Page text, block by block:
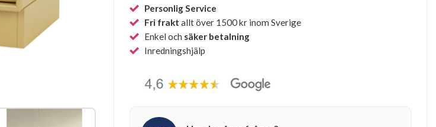
Personlig Service
Fri frakt allt över 1500 kr inom Sverige
Enkel och säker betalning
Inredningshjälp